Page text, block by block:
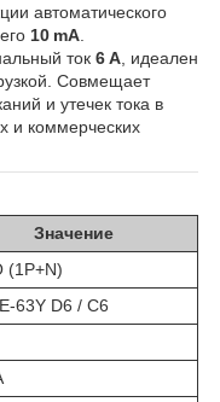
автоматического
10 mA
ток 6 A , идеален
Совмещает
и утечек тока в
и коммерческих
Значение
(1P+N)
D6 / C6